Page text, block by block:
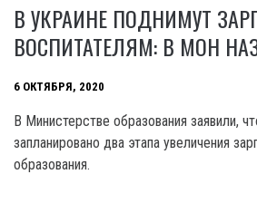
В УКРАИНЕ ПОДНИМУТ
ВОСПИТАТЕЛЯМ: В МОН
6 ОКТЯБРЯ, 2020
В Министерстве образования заявили,
запланировано два этапа увеличения
образования.